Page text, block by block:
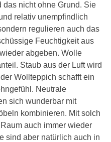
nicht ohne Grund. Sie
relativ unempfindlich
regulieren auch das
Feuchtigkeit aus
abgeben. Wolle
Staub aus der Luft wird
Wollteppich schafft ein
Neutrale
sich wunderbar mit
kombinieren. Mit solch
auch immer wieder
sind aber natürlich auch in